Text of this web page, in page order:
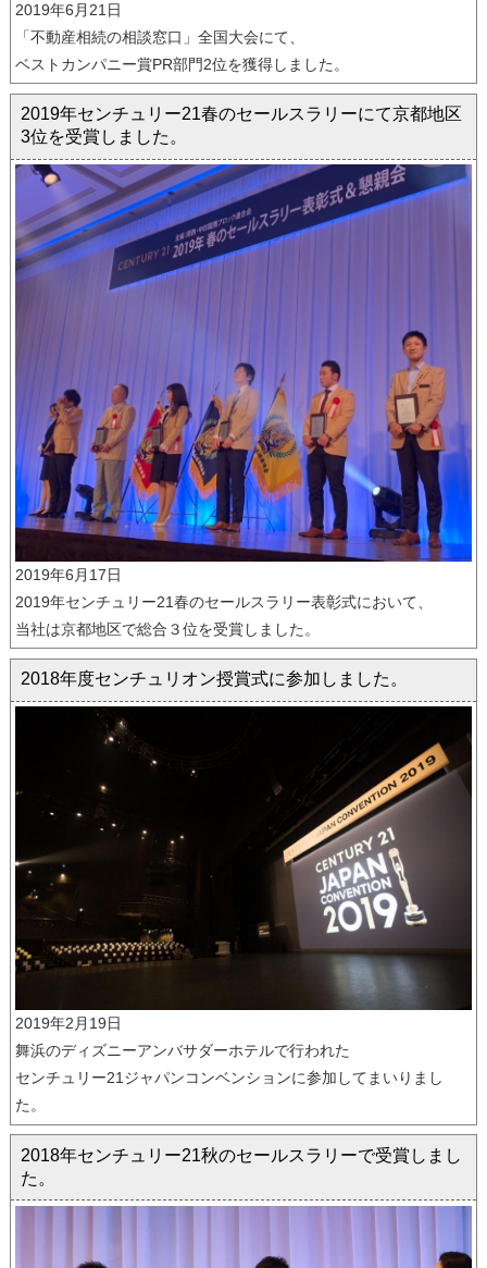
2019年6月21日
「不動産相続の相談窓口」全国大会にて、
ベストカンパニー賞PR部門2位を獲得しました。
2019年センチュリー21春のセールスラリーにて京都地区
3位を受賞しました。
2019年6月17日
2019年センチュリー21春のセールスラリー表彰式において、
当社は京都地区で総合３位を受賞しました。
2018年度センチュリオン授賞式に参加しました。
2019年2月19日
舞浜のディズニーアンバサダーホテルで行われた
センチュリー21ジャパンコンベンションに参加してまいりまし
た。
2018年センチュリー21秋のセールスラリーで受賞しまし
た。